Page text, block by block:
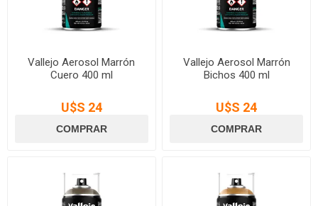
Vallejo Aerosol Marrón
Cuero 400 ml
U$S 24
Vallejo Aerosol Marrón
Bichos 400 ml
U$S 24